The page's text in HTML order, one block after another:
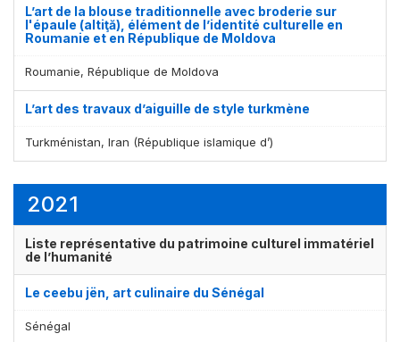
L’art de la blouse traditionnelle avec broderie sur
l'épaule (altiţă), élément de l’identité culturelle en
Roumanie et en République de Moldova
Roumanie, République de Moldova
L’art des travaux d’aiguille de style turkmène
Turkménistan, Iran (République islamique d’)
2021
Liste représentative du patrimoine culturel immatériel
de l’humanité
Le ceebu jën, art culinaire du Sénégal
Sénégal